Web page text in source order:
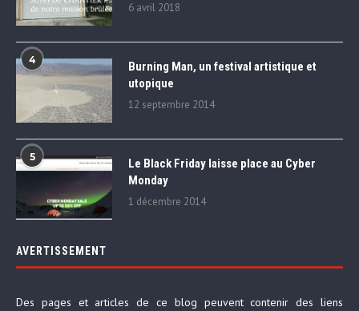
6 avril 2018
4
Burning Man, un festival artistique et
utopique
12 septembre 2014
5
Le Black Friday laisse place au Cyber
Monday
1 décembre 2014
AVERTISSEMENT
Des pages et articles de ce blog peuvent contenir des liens